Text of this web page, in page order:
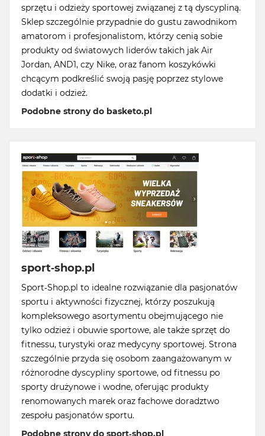
sprzętu i odzieży sportowej związanej z tą dyscypliną.
Sklep szczególnie przypadnie do gustu zawodnikom
amatorom i profesjonalistom, którzy cenią sobie
produkty od światowych liderów takich jak Air
Jordan, AND1, czy Nike, oraz fanom koszykówki
chcącym podkreślić swoją pasję poprzez stylowe
dodatki i odzież.
Podobne strony do basketo.pl
sport-shop.pl
Sport-Shop.pl to idealne rozwiązanie dla pasjonatów
sportu i aktywności fizycznej, którzy poszukują
kompleksowego asortymentu obejmującego nie
tylko odzież i obuwie sportowe, ale także sprzęt do
fitnessu, turystyki oraz medycyny sportowej. Strona
szczególnie przyda się osobom zaangażowanym w
różnorodne dyscypliny sportowe, od fitnessu po
sporty drużynowe i wodne, oferując produkty
renomowanych marek oraz fachowe doradztwo
zespołu pasjonatów sportu.
Podobne strony do sport-shop.pl